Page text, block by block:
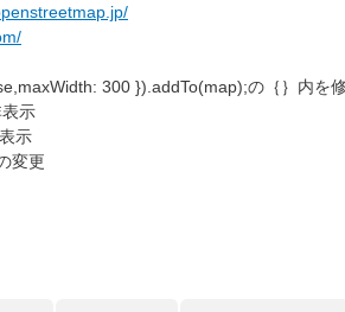
300 }).addTo(map);の｛｝内を
示
示
変更